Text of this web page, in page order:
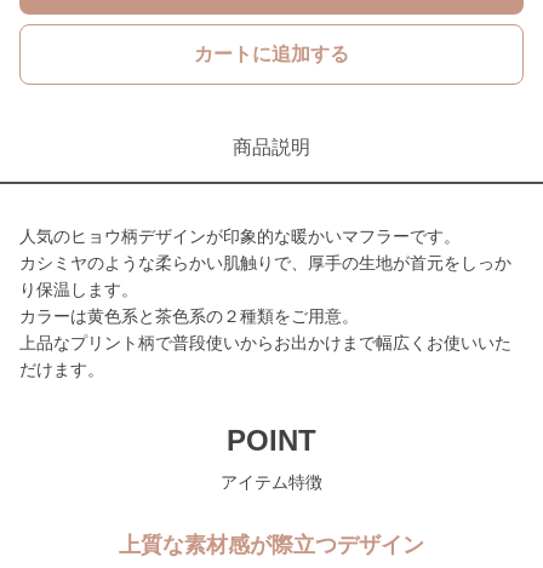
カートに追加する
商品説明
人気のヒョウ柄デザインが印象的な暖かいマフラーです。
カシミヤのような柔らかい肌触りで、厚手の生地が首元をしっか
り保温します。
カラーは黄色系と茶色系の２種類をご用意。
上品なプリント柄で普段使いからお出かけまで幅広くお使いいた
だけます。
POINT
アイテム特徴
上質な素材感が際立つデザイン